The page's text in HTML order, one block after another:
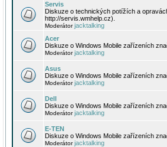
Servis
Diskuze o technických potížích a
http://servis.wmhelp.cz).
Moderátorjacktalking
Acer
Diskuze o Windows Mobile zařízeních
Moderátorjacktalking
Asus
Diskuze o Windows Mobile zařízeních
Moderátorjacktalking
Dell
Diskuze o Windows Mobile zařízeních
Moderátorjacktalking
E-TEN
Diskuze o Windows Mobile zařízeních
Moderátorjacktalking